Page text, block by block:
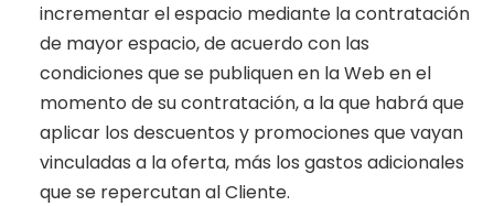
incrementar el espacio mediante la contratación
de mayor espacio, de acuerdo con las
condiciones que se publiquen en la Web en el
momento de su contratación, a la que habrá que
aplicar los descuentos y promociones que vayan
vinculadas a la oferta, más los gastos adicionales
que se repercutan al Cliente.